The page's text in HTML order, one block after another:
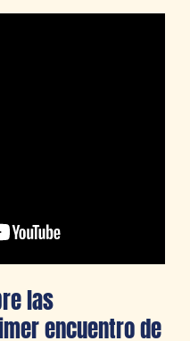
las
encuentro de